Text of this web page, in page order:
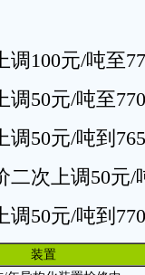
100元/吨至
50元/吨至
50元/吨到
次上调50元/
50元/吨到
装置